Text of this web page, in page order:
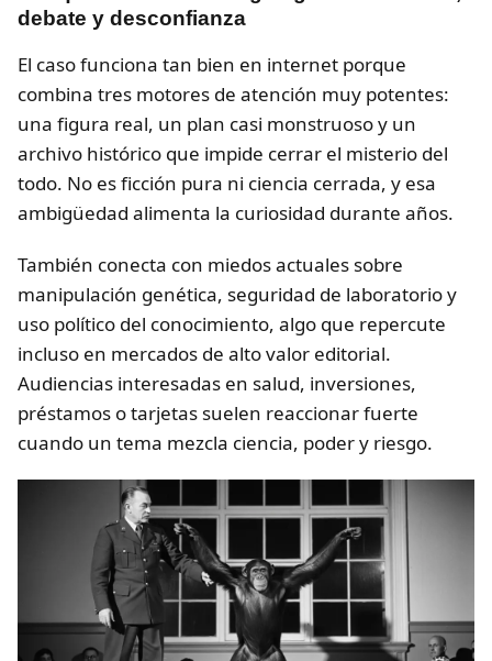
debate y desconfianza
El caso funciona tan bien en internet porque
combina tres motores de atención muy potentes:
una figura real, un plan casi monstruoso y un
archivo histórico que impide cerrar el misterio del
todo. No es ficción pura ni ciencia cerrada, y esa
ambigüedad alimenta la curiosidad durante años.
También conecta con miedos actuales sobre
manipulación genética, seguridad de laboratorio y
uso político del conocimiento, algo que repercute
incluso en mercados de alto valor editorial.
Audiencias interesadas en salud, inversiones,
préstamos o tarjetas suelen reaccionar fuerte
cuando un tema mezcla ciencia, poder y riesgo.